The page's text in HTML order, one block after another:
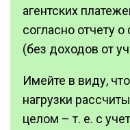
агентских
согласно отчету
(без доходов от
Имейте в виду,
нагрузки
целом – т. е. с